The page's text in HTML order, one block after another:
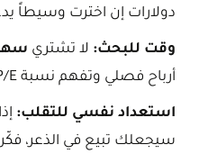
دولارات إن اخترت وسيطاً
وقت للبحث: لا تشتري
أرباح فصلي وتفهم نسبة P/E الحالية مقارنةً بالقطاع.
استعداد نفسي للتقلب:
سيجعلك تبيع في الذعر،